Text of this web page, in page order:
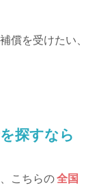
償を受けたい、
探すなら
こちらの全国